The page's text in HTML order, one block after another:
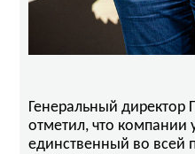
Генеральный
отметил, что компании
единственный во всей